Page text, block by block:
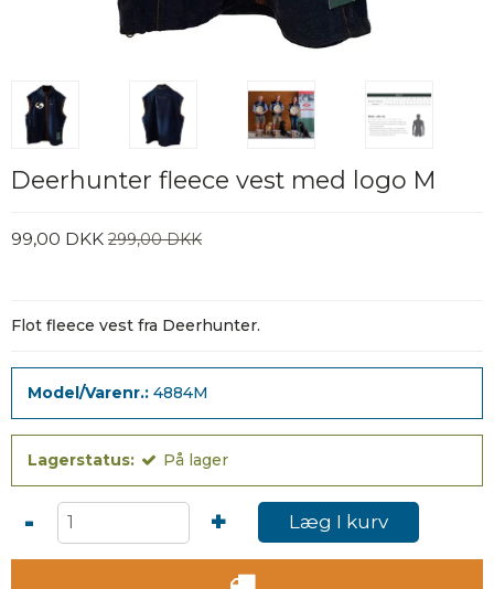
Deerhunter fleece vest med logo M
99,00 DKK 299,00 DKK
Flot fleece vest fra Deerhunter.
Model/Varenr.: 4884M
Lagerstatus: På lager
- + Læg I kurv